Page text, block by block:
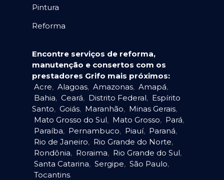
Pintura
Reforma
Encontre serviços de reforma,
manutenção e consertos com os
prestadores Grifo mais próximos:
Acre, Alagoas, Amazonas, Amapá,
Bahia, Ceará, Distrito Federal, Espírito
Santo, Goiás, Maranhão, Minas Gerais,
Mato Grosso do Sul, Mato Grosso, Pará,
Paraíba, Pernambuco, Piauí, Paraná,
Rio de Janeiro, Rio Grande do Norte,
Rondônia, Roraima, Rio Grande do Sul,
Santa Catarina, Sergipe, São Paulo,
Tocantins.